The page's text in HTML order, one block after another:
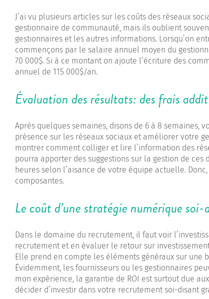
J’ai vu plusieurs articles sur les coûts des réseaux
gestionnaire de communauté, mais ils oublient
gestionnaires et les autres informations. Lorsqu’on
commençons par le salaire annuel moyen du
70 000$. Si à ce montant on ajoute l’écriture des
annuel de 115 000$/an.
Évaluation des résultats: des frais
Après quelques semaines, disons de 6 à 8
présence sur les réseaux sociaux et améliorer votre
montrer comment colliger et lire l’information des
pourra apporter des suggestions sur la gestion de ces
heures selon l’aisance de votre équipe actuelle.
composantes.
Le coût d’une stratégie numérique
Dans le domaine du recrutement, il faut voir
recrutement et en évaluer le retour sur
Elle prend en compte les éléments généraux sur une
Évidemment, les fournisseurs ou les gestionnaires
mon expérience, la garantie de ROI est surtout due
décider d’investir dans votre recrutement soi-disant